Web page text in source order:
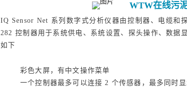
WTW在线污
IQ Sensor Net 系列数字式分析仪器由控制器、电缆和
282 控制器用于系统供电、系统设置、探头操作、数据
如下
彩色大屏，有中文操作菜单
一个控制器最多可以连接 2 个传感器，最多同时